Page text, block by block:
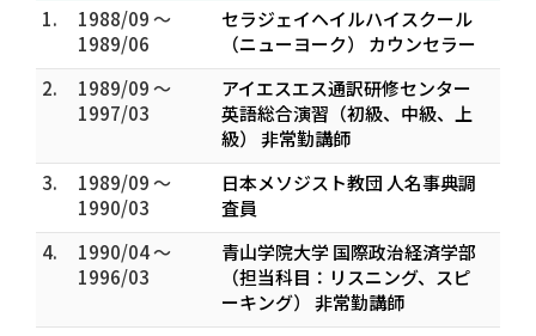
1.
1988/09 ～
1989/06
セラジェイヘイルハイスクール
（ニューヨーク） カウンセラー
2.
1989/09 ～
1997/03
アイエスエス通訳研修センター
英語総合演習（初級、中級、上
級） 非常勤講師
3.
1989/09 ～
1990/03
日本メソジスト教団 人名事典調
査員
4.
1990/04 ～
1996/03
青山学院大学 国際政治経済学部
（担当科目：リスニング、スピ
ーキング） 非常勤講師